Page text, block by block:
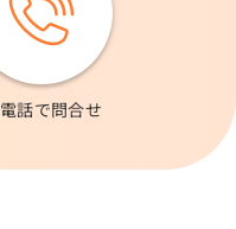
電話で問合せ